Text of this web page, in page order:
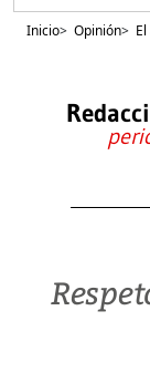
Inicio> Opinión>